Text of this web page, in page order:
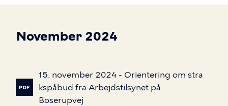
November 2024
15. november 2024 - Orientering om stra
kspåbud fra Arbejdstilsynet på
Boserupvej